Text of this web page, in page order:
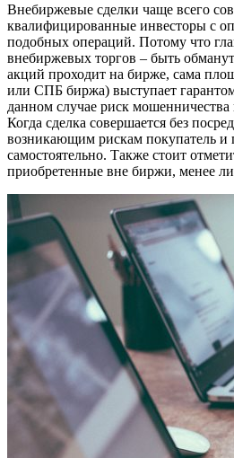
Внебиржевые сделки чаще всего
квалифицированные инвесторы с
подобных операций. Потому что
внебиржевых торгов – быть
акций проходит на бирже, сама
или СПБ биржа) выступает
данном случае риск
Когда сделка совершается без
возникающим рискам покупатель и
самостоятельно. Также стоит
приобретенные вне биржи, менее